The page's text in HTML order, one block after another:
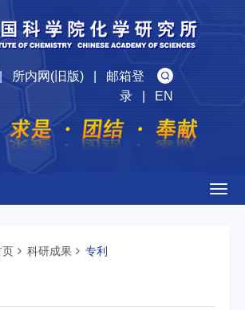
所内网(旧版)| 邮箱登
录| EN
页 科研成果 专利